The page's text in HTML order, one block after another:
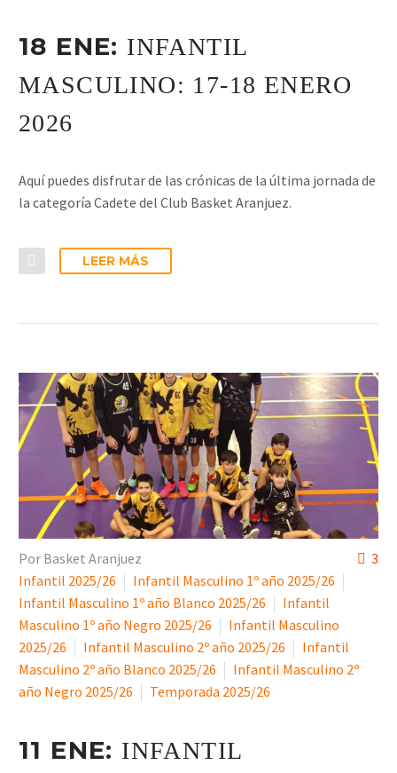
18 ENE: INFANTIL
MASCULINO: 17-18 ENERO
2026
Aquí puedes disfrutar de las crónicas de la última jornada de
la categoría Cadete del Club Basket Aranjuez.
LEER MÁS
3
Por Basket Aranjuez
Infantil 2025/26
Infantil Masculino 1º año 2025/26
Infantil Masculino 1º año Blanco 2025/26
Infantil
Masculino 1º año Negro 2025/26
Infantil Masculino
2025/26
Infantil Masculino 2º año 2025/26
Infantil
Masculino 2º año Blanco 2025/26
Infantil Masculino 2º
año Negro 2025/26
Temporada 2025/26
11 ENE: INFANTIL